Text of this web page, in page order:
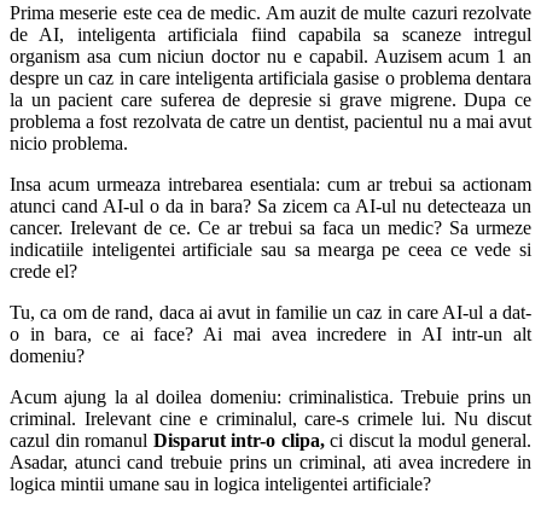
Prima meserie este cea de medic. Am auzit de multe cazuri rezolvate
de AI, inteligenta artificiala fiind capabila sa scaneze intregul
organism asa cum niciun doctor nu e capabil. Auzisem acum 1 an
despre un caz in care inteligenta artificiala gasise o problema dentara
la un pacient care suferea de depresie si grave migrene. Dupa ce
problema a fost rezolvata de catre un dentist, pacientul nu a mai avut
nicio problema.
Insa acum urmeaza intrebarea esentiala: cum ar trebui sa actionam
atunci cand AI-ul o da in bara? Sa zicem ca AI-ul nu detecteaza un
cancer. Irelevant de ce. Ce ar trebui sa faca un medic? Sa urmeze
indicatiile inteligentei artificiale sau sa mearga pe ceea ce vede si
crede el?
Tu, ca om de rand, daca ai avut in familie un caz in care AI-ul a dat-
o in bara, ce ai face? Ai mai avea incredere in AI intr-un alt
domeniu?
Acum ajung la al doilea domeniu: criminalistica. Trebuie prins un
criminal. Irelevant cine e criminalul, care-s crimele lui. Nu discut
cazul din romanul Disparut intr-o clipa, ci discut la modul general.
Asadar, atunci cand trebuie prins un criminal, ati avea incredere in
logica mintii umane sau in logica inteligentei artificiale?